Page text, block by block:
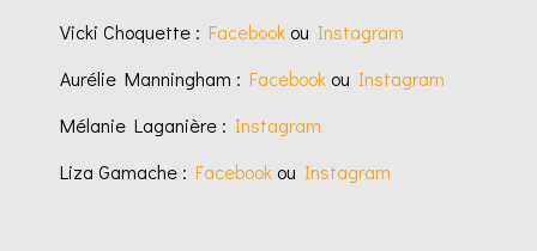
Vicki Choquette : Facebook ou Instagram
Aurélie Manningham : Facebook ou Instagram
Mélanie Laganière : Instagram
Liza Gamache : Facebook ou Instagram